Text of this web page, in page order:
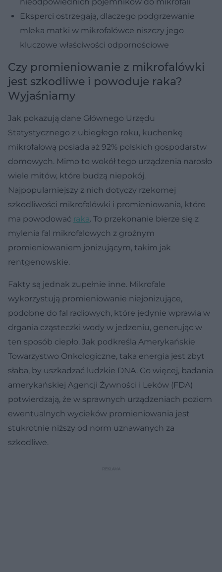
Eksperci ostrzegają, dlaczego podgrzewanie
mleka matki w mikrofalówce niszczy jego
kluczowe właściwości odpornościowe
Czy promieniowanie z mikrofalówki
jest szkodliwe i powoduje raka?
Wyjaśniamy
Jak pokazują dane Głównego Urzędu
Statystycznego z ubiegłego roku, kuchenkę
mikrofalową posiada aż 92% polskich gospodarstw
domowych. Mimo to wokół tego urządzenia narosło
wiele mitów, które budzą niepokój.
Najpopularniejszy z nich dotyczy rzekomej
szkodliwości mikrofalówki i promieniowania, które
ma powodować raka. To przekonanie bierze się z
mylenia fal mikrofalowych z groźnym
promieniowaniem jonizującym, takim jak
rentgenowskie.
Fakty są jednak zupełnie inne. Mikrofale
wykorzystują promieniowanie niejonizujące,
podobne do fal radiowych, które jedynie wprawia w
drgania cząsteczki wody w jedzeniu, generując w
ten sposób ciepło. Jak podkreśla Amerykańskie
Towarzystwo Onkologiczne, taka energia jest zbyt
słaba, by uszkadzać ludzkie DNA. Co więcej, badania
amerykańskiej Agencji Żywności i Leków (FDA)
potwierdzają, że w sprawnych urządzeniach poziom
ewentualnych wycieków promieniowania jest
stukrotnie niższy od norm uznawanych za
szkodliwe.